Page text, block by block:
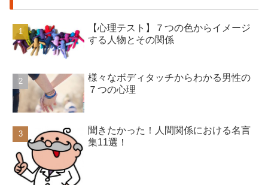
【心理テスト】７つの色からイメージ
する人物とその関係
様々なボディタッチからわかる男性の
７つの心理
聞きたかった！人間関係における名言
集11選！